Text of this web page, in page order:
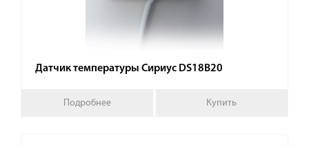
Датчик температуры Сириус DS18B20
Подробнее Купить